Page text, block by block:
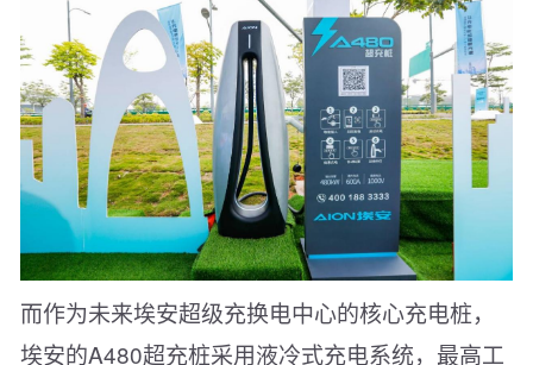
而作为未来埃安超级充换电中心的核心充电桩，
埃安的A480超充桩采用液冷式充电系统，最高工